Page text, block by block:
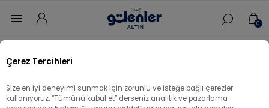
Çerez Tercihleri
Size en iyi deneyimi sunmak için zorunlu ve isteğe bağlı çerezler
kullanıyoruz. “Tümünü kabul et” derseniz analitik ve pazarlama
0
22 Ayar Altın Göz Boncuklu Kelepçe
22 Ayar Altın Göz Boncuklu Kelepçe